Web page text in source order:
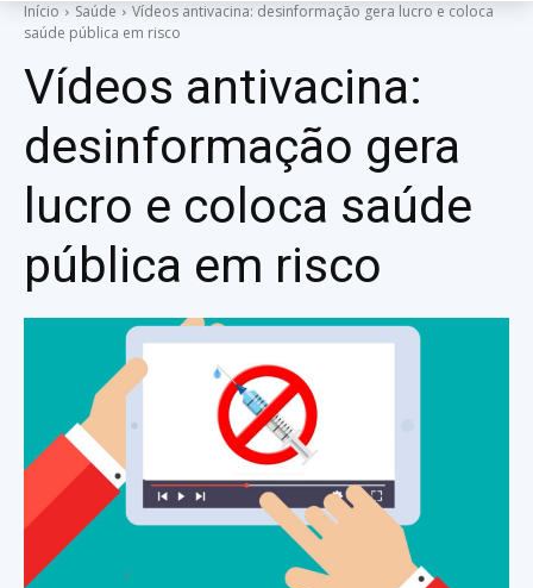
Início Saúde
Vídeos antivacina: desinformação gera lucro e coloca
saúde pública em risco
Vídeos antivacina:
desinformação gera
lucro e coloca saúde
pública em risco